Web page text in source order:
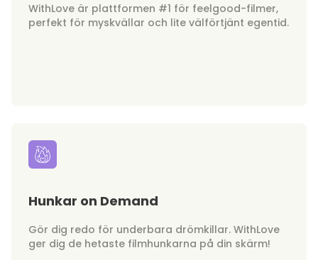
WithLove är plattformen #1 för feelgood-filmer,
perfekt för myskvällar och lite välförtjänt egentid.
Hunkar on Demand
Gör dig redo för underbara drömkillar. WithLove
ger dig de hetaste filmhunkarna på din skärm!